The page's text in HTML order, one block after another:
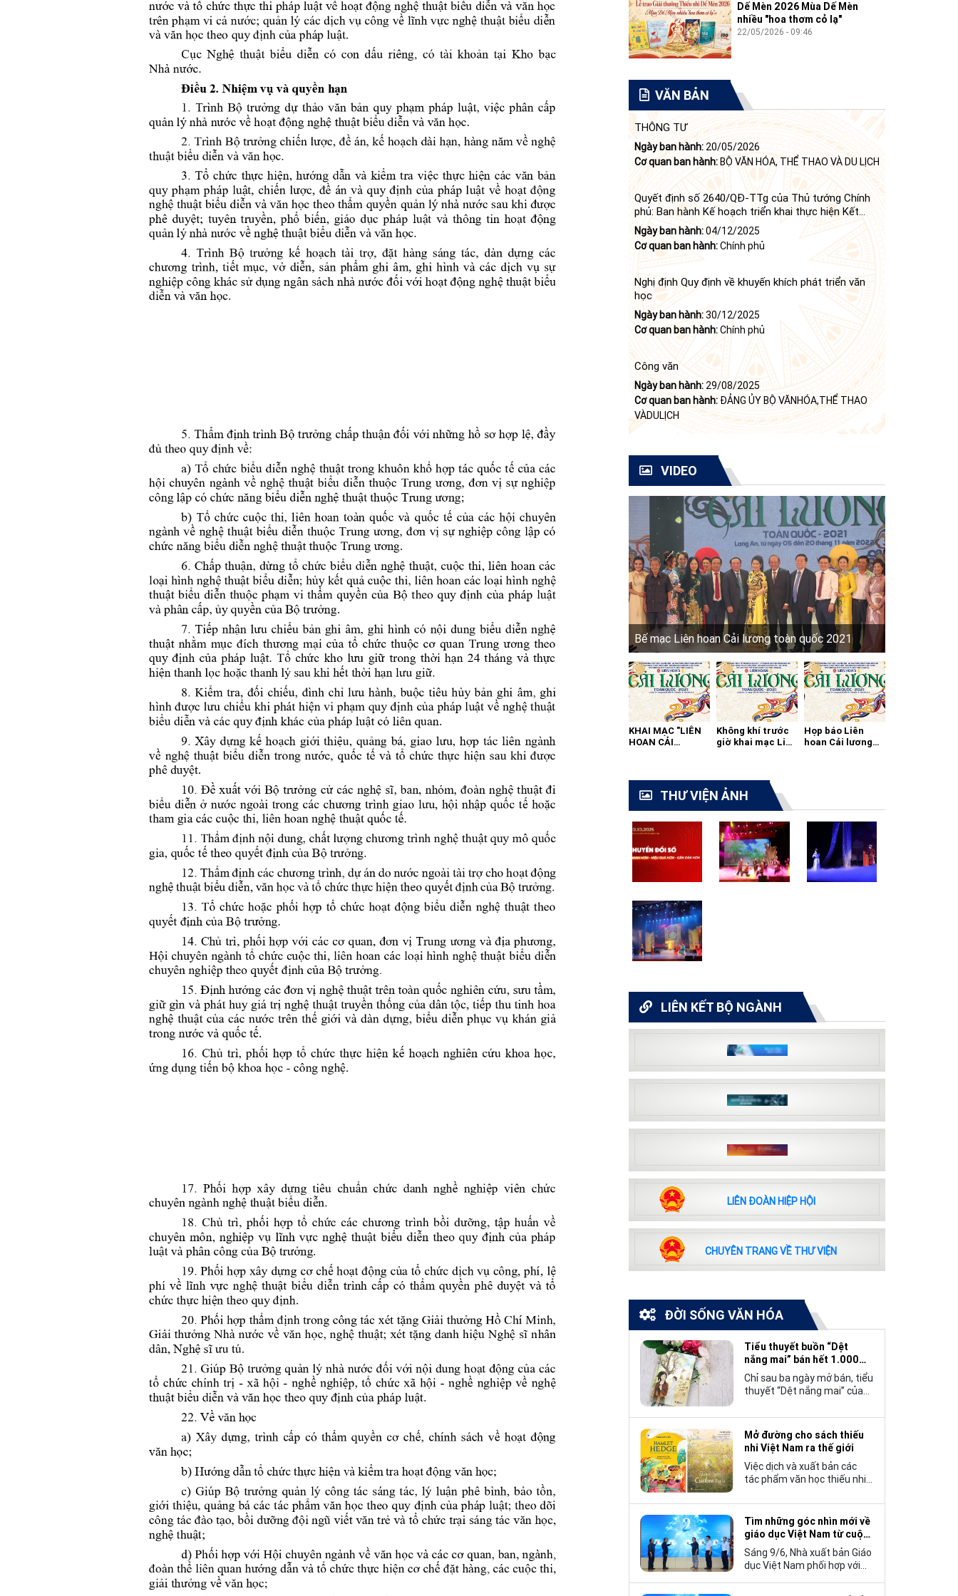
Dế Mèn 2026 Mùa Dế Mèn
nhiều "hoa thơm cỏ lạ"
22/05/2026 - 09:46
VĂN BẢN
THÔNG TƯ
Ngày ban hành: 20/05/2026
Cơ quan ban hành:BỘ VĂN HÓA, THỂ THAO VÀ DU LỊCH
Quyết định số 2640/QĐ-TTg của Thủ tướng Chính
phủ: Ban hành Kế hoạch triển khai thực hiện Kết
luận số 84-KL/TW ngày 21 tháng 6 năm 2024 của
Bộ Chính trị tiếp tục thực hiện Nghị quyết số 23-
NQ/TW ngày 16 tháng 6 năm 2008 của Bộ Chính trị
(khóa X) về "tiếp tục xây dựng và phát triển văn học,
nghệ thuật trong thời kỳ mới"
Ngày ban hành:04/12/2025
Cơ quan ban hành:Chính phủ
Nghị định Quy định về khuyến khích phát triển văn
học
Ngày ban hành:30/12/2025
Cơ quan ban hành:Chính phủ
Công văn
Ngày ban hành: 29/08/2025
Cơ quan ban hành: ĐẢNG ỦY BỘ VĂNHÓA,THỂ THAO
VÀDULỊCH
VIDEO
Bế mạc Liên hoan Cải lương toàn quốc 2021
KHAI MẠC "LIÊN
HOAN CẢI
Không khí trước
giờ khai mạc Liên
Họp báo Liên
hoan Cải lương
THƯ VIỆN ẢNH
LIÊN KẾT BỘ NGÀNH
LIÊN ĐOÀN HIỆP HỘI
CHUYÊN TRANG VỀ THƯ VIỆN
ĐỜI SỐNG VĂN HÓA
Tiểu thuyết buồn “Dệt
nắng mai” bán hết 1.000
bản trong 3 ngày
Chỉ sau ba ngày mở bán, tiểu
thuyết “Dệt nắng mai” của
nên một hiện tượng đáng
chú ý trong làng văn chương
trẻ khi cán mốc 1.000 bản
tiêu thụ.
Mở đường cho sách thiếu
nhi Việt Nam ra thế giới
Việc dịch và xuất bản các
tác phẩm văn học thiếu nhi
không chỉ mở rộng cơ hội
tiếp cận cho độc giả quốc tế,
mà còn góp phần đưa những
câu chuyện mang đậm bản
sắc văn hóa Việt Nam bước
ra thế giới.
Tìm những góc nhìn mới về
giáo dục Việt Nam từ cuộc
thi viết “Trang sách và Mái
trường”
Sáng 9/6, Nhà xuất bản Giáo
dục Việt Nam phối hợp với